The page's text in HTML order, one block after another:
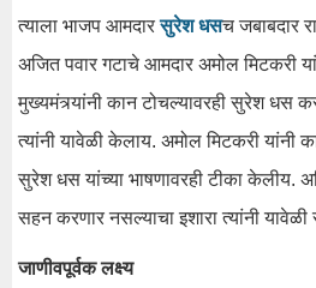
त्याला भाजप आमदारसुरेश धसच जबाबदार
अजित पवार गटाचे आमदार अमोल मिटकरी
मुख्यमंत्र्यांनी कान टोचल्यावरही सुरेश धस
त्यांनी यावेळी केलाय. अमोल मिटकरी यांनी
सुरेश धस यांच्या भाषणावरही टीका केलीय.
सहन करणार नसल्याचा इशारा त्यांनी
जाणीवपूर्वक लक्ष्य